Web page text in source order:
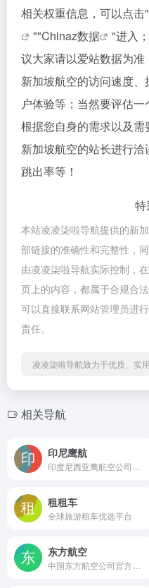
相关权重信息，可以点击"
""Chinaz数据
"进入
议大家请以爱站数据为准
新加坡航空的访问速度
户体验等；当然要评估
根据您自身的需求以及
新加坡航空的站长进行洽
跳出率等！
特
本站凌凌柒啦导航提供的新
部链接的准确性和完整性，
由凌凌柒啦导航实际控制，
页上的内容，都属于合规合
可以直接联系网站管理员进
责任。
凌凌柒啦导航致力于优质、实
相关导航
印尼鹰航
租租车
全球旅游租车优选平台
东方航空